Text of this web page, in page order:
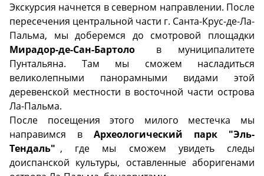
Экскурсия начнется в северном направлении. После
пересечения центральной части г. Санта-Крус-де-Ла-
Пальма, мы доберемся до смотровой площадки
Мирадор-де-Сан-Бартоло
в муниципалитете
Пунтальяна. Там мы сможем насладиться
великолепными панорамными видами этой
деревенской местности в восточной части острова
Ла-Пальма.
После посещения этого милого местечка мы
направимся в Археологический парк "Эль-
Тендаль" , где мы сможем увидеть следы
доиспанской культуры, оставленные аборигенами